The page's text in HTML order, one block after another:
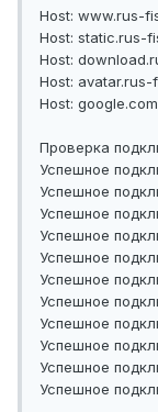
Host: www.rus-
Host: static.rus-
Host:
Host: avatar.rus-
Host:
Проверка
Успешное
Успешное
Успешное
Успешное
Успешное
Успешное
Успешное
Успешное
Успешное
Успешное
Успешное